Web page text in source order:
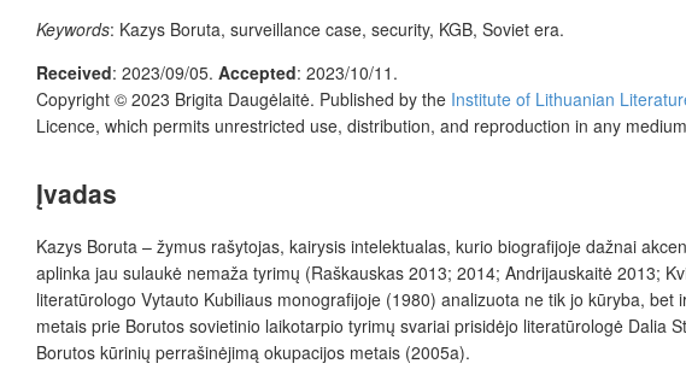
Keywords: Kazys Boruta, surveillance case, security, KGB, Soviet era.
Received: 2023/09/05. Accepted: 2023/10/11.
Copyright © 2023 Brigita Daugėlaitė. Published by the Institute of Lithuanian
Licence, which permits unrestricted use, distribution, and reproduction in any
Įvadas
Kazys Boruta – žymus rašytojas, kairysis intelektualas, kurio biografijoje dažnai
aplinka jau sulaukė nemaža tyrimų (Raškauskas 2013; 2014; Andrijauskaitė 2013;
literatūrologo Vytauto Kubiliaus monografijoje (1980) analizuota ne tik jo kūryba,
metais prie Borutos sovietinio laikotarpio tyrimų svariai prisidėjo literatūrologė Dalia
Borutos kūrinių perrašinėjimą okupacijos metais (2005a).